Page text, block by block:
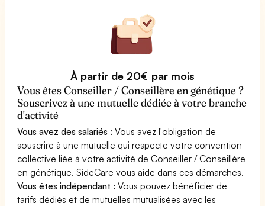
À partir de 20€ par mois
Vous êtes Conseiller / Conseillère en génétique ?
Souscrivez à une mutuelle dédiée à votre branche
d'activité
Vous avez des salariés : Vous avez l'obligation de
souscrire à une mutuelle qui respecte votre convention
collective liée à votre activité de Conseiller / Conseillère
en génétique. SideCare vous aide dans ces démarches.
Vous êtes indépendant : Vous pouvez bénéficier de
tarifs dédiés et de mutuelles mutualisées avec les